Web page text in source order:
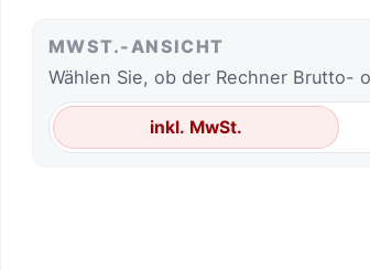
MWST.-ANSICHT
Wählen Sie, ob der Rechner Brutto-
inkl. MwSt.